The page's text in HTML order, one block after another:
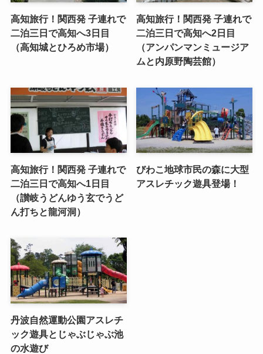
高知旅行！関西発 子連れで
二泊三日で高知へ3日目
（高知城とひろめ市場）
高知旅行！関西発 子連れで
二泊三日で高知へ2日目
（アンパンマンミュージア
ムと内原野陶芸館）
高知旅行！関西発 子連れで
二泊三日で高知へ1日目
（讃岐うどんゆう玄でうど
ん打ちと龍河洞）
びわこ地球市民の森に大型
アスレチック遊具登場！
丹波自然運動公園アスレチ
ック遊具とじゃぶじゃぶ池
の水遊び